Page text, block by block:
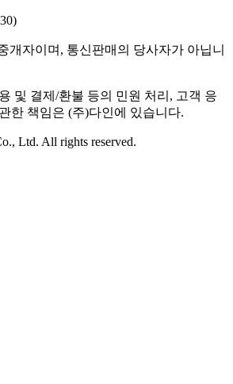
개자이며, 통신판매의 당사자가 아닙니
및 결제/환불 등의 민원 처리, 고객 응
한 책임은 (주)다인에 있습니다.
Ltd. All rights reserved.